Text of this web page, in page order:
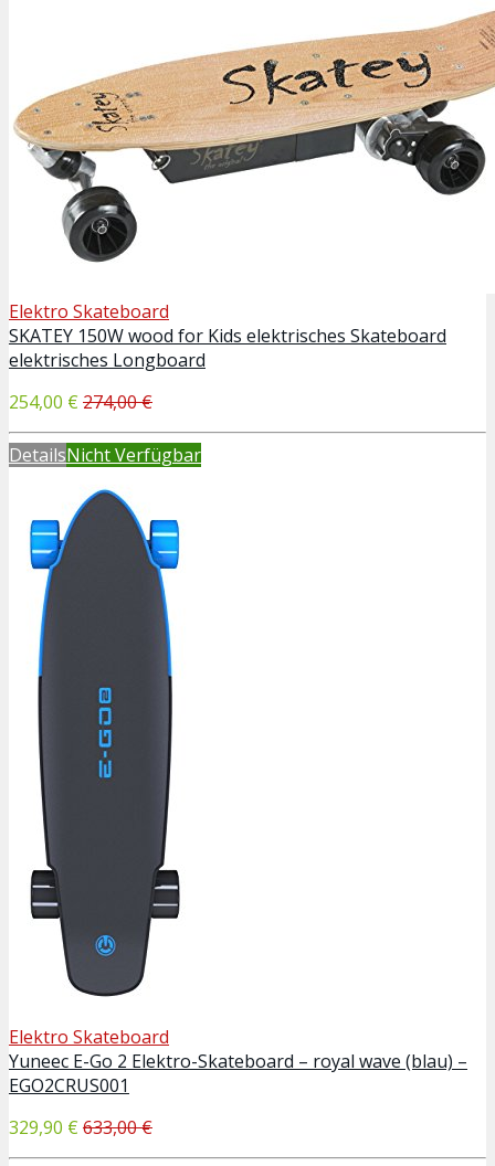
Elektro Skateboard
SKATEY 150W wood for Kids elektrisches Skateboard
elektrisches Longboard
254,00 € 274,00 €
DetailsNicht Verfügbar
Elektro Skateboard
Yuneec E-Go 2 Elektro-Skateboard – royal wave (blau) –
EGO2CRUS001
329,90 € 633,00 €